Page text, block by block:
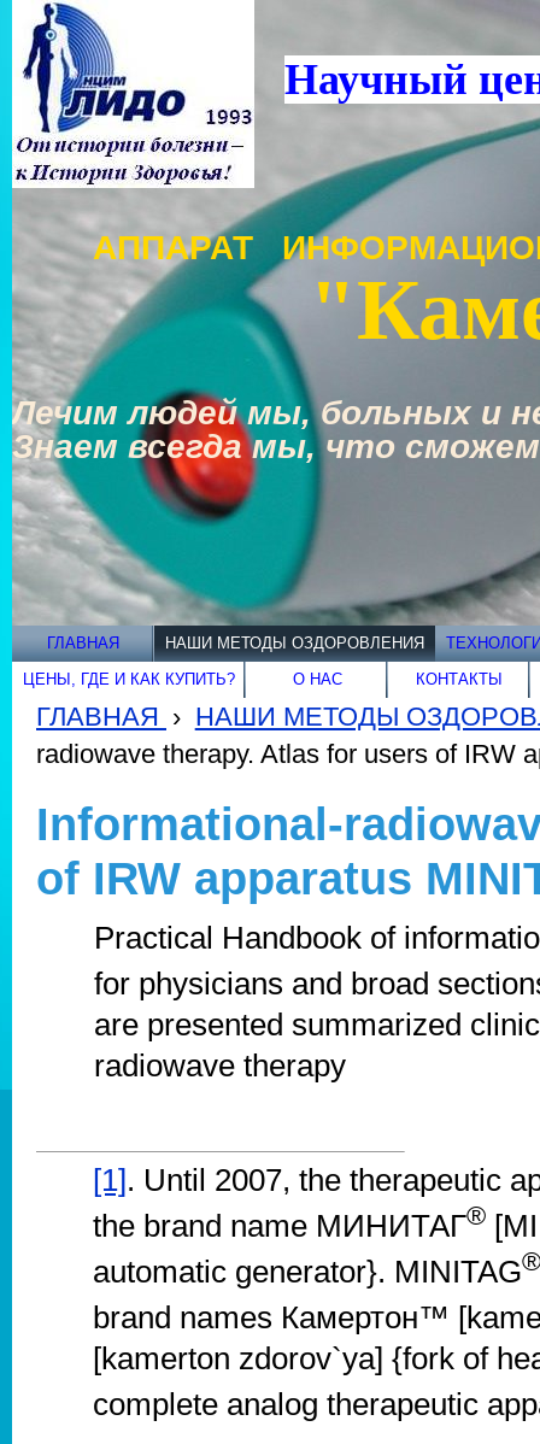
Научный
АППАРАТ
Лечим людей мы, больных и
Знаем всегда мы, что
ГЛАВНАЯ НАШИ МЕТОДЫ ОЗДОРОВЛЕНИЯ
ЦЕНЫ, ГДЕ И КАК КУПИТЬ? О НАС КОНТАКТЫ
ГЛАВНАЯ › НАШИ МЕТОДЫ
radiowave therapy. Atlas for users of IRW
Informational-
of IRW apparatus
Practical Handbook of
for physicians and broad
are presented summarized
radiowave therapy
[1]. Until 2007, the therapeutic
the brand name МИНИТАГ®
automatic generator}. MINITAG
brand names Камертон™
[kamerton zdorov`ya] {fork of
complete analog therapeutic